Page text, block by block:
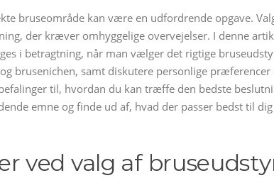
bruseområde kan være en udfordrende opgave.
der kræver omhyggelige overvejelser. I denne
i betragtning, når man vælger det rigtige
brusenichen, samt diskutere personlige
til, hvordan du kan træffe den bedste
emne og finde ud af, hvad der passer bedst til
ved valg af